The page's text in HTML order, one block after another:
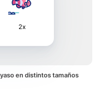
2x
en distintos tamaños